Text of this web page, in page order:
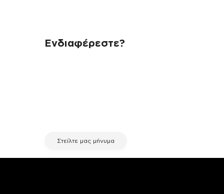
Ενδιαφέρεστε?
Στείλτε μας μήνυμα